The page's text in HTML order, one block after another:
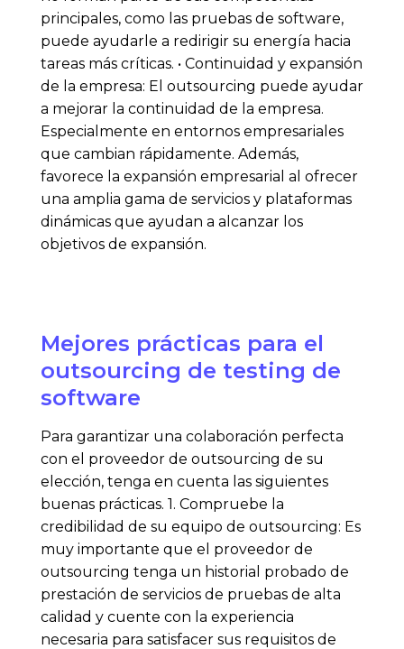
principales, como las pruebas de software,
puede ayudarle a redirigir su energía hacia
tareas más críticas. • Continuidad y expansión
de la empresa: El outsourcing puede ayudar
a mejorar la continuidad de la empresa.
Especialmente en entornos empresariales
que cambian rápidamente. Además,
favorece la expansión empresarial al ofrecer
una amplia gama de servicios y plataformas
dinámicas que ayudan a alcanzar los
objetivos de expansión.
Mejores prácticas para el
outsourcing de testing de
software
Para garantizar una colaboración perfecta
con el proveedor de outsourcing de su
elección, tenga en cuenta las siguientes
buenas prácticas. 1. Compruebe la
credibilidad de su equipo de outsourcing: Es
muy importante que el proveedor de
outsourcing tenga un historial probado de
prestación de servicios de pruebas de alta
calidad y cuente con la experiencia
necesaria para satisfacer sus requisitos de